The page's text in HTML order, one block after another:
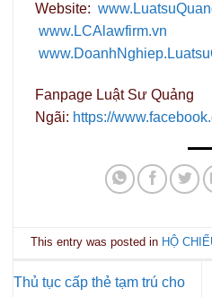
Website:
www.LCAlawfirm.vn
Fanpage Luật Sư Quảng
Ngãi: https://
This entry was posted in HỘ
Thủ tục cấp thẻ tạm trú cho